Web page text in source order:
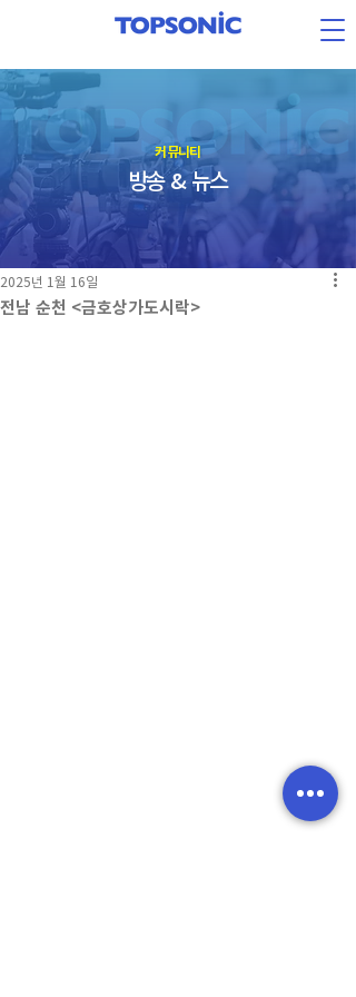
​커뮤니티
방송 & 뉴스
전남 순천 <금호상가도시락>
2025년 1월 16일